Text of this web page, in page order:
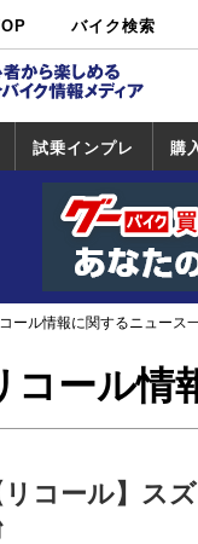
バイク検索
中古バイ
ク・新車検
カタログ検
索
ショップ検
索
試乗インプレ
試乗インプレ
一覧
ホンダ
ヤマハ
スズキ
カワサキ
ハーレー
BMW
トライアンフ
ドゥカティ
購
一
ール情報に関するニュース
コール情
リコール】ス